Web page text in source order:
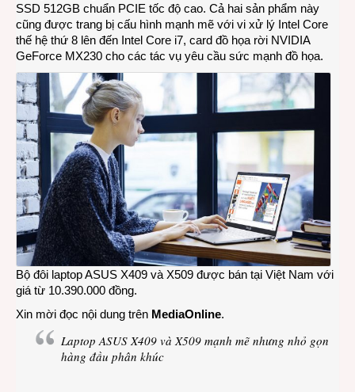
SSD 512GB chuẩn PCIE tốc độ cao. Cả hai sản phẩm này
cũng được trang bị cấu hình mạnh mẽ với vi xử lý Intel Core
thế hệ thứ 8 lên đến Intel Core i7, card đồ họa rời NVIDIA
GeForce MX230 cho các tác vụ yêu cầu sức mạnh đồ họa.
Bộ đôi laptop ASUS X409 và X509 được bán tại Việt Nam với
giá từ 10.390.000 đồng.
Xin mời đọc nội dung trên MediaOnline.
Laptop ASUS X409 và X509 mạnh mẽ nhưng nhỏ gọn
hàng đầu phân khúc